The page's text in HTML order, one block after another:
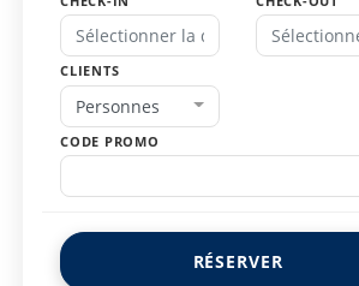
CLIENTS
Personnes
CODE PROMO
RÉSERVER